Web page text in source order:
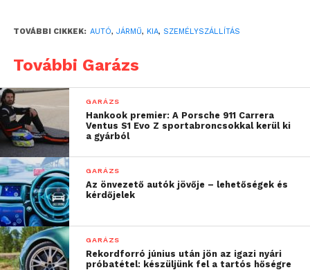
6 üléses változat (1-2-3 elrendezés):
TOVÁBBI CIKKEK: AUTÓ, JÁRMŰ, KIA, SZEMÉLYSZÁLLÍTÁS
További Garázs
GARÁZS
Hankook premier: A Porsche 911 Carrera
Ventus S1 Evo Z sportabroncsokkal kerül ki
a gyárból
GARÁZS
Az önvezető autók jövője – lehetőségek és
kérdőjelek
GARÁZS
Rekordforró június után jön az igazi nyári
próbatétel: készüljünk fel a tartós hőségre